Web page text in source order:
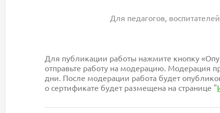
Для педагогов,
Для публикации работы нажмите кнопку
отправьте работу на модерацию. Модерация
дни. После модерации работа будет
о сертификате будет размещена на странице "